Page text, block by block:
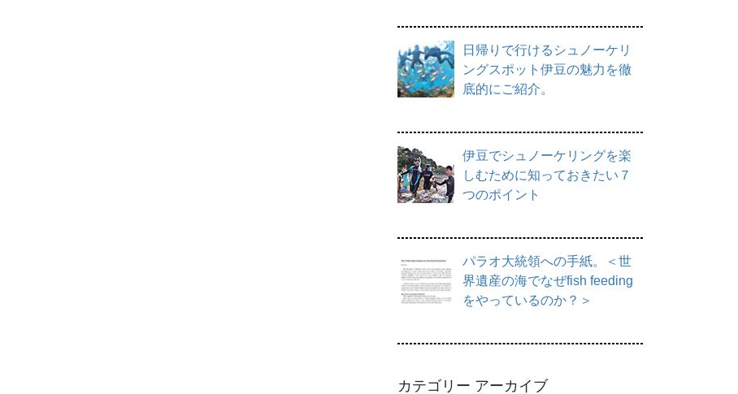
日帰りで行けるシュノーケリ
ングスポット伊豆の魅力を徹
底的にご紹介。
伊豆でシュノーケリングを楽
しむために知っておきたい７
つのポイント
パラオ大統領への手紙。＜世
界遺産の海でなぜfish feeding
をやっているのか？＞
カテゴリー アーカイブ